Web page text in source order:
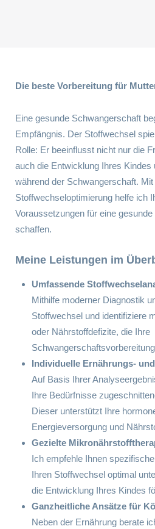
Die beste Vorbereitung für
Eine gesunde Schwangerschaft
Empfängnis. Der Stoffwechsel
Rolle: Er beeinflusst nicht nur die
auch die Entwicklung Ihres Kindes
während der Schwangerschaft.
Stoffwechseloptimierung helfe ich
Voraussetzungen für eine
schaffen.
Meine Leistungen im
Umfassende
Mithilfe moderner Diagnostik
Stoffwechsel und identifiziere
oder Nährstoffdefizite, die Ihre
Individuelle Ernährungs-
Auf Basis Ihrer
Ihre Bedürfnisse
Dieser unterstützt Ihre
Energieversorgung und
Gezielte
Ich empfehle Ihnen
Ihren Stoffwechsel optimal
die Entwicklung Ihres Kindes
Ganzheitliche Ansätze für
Neben der Ernährung berate